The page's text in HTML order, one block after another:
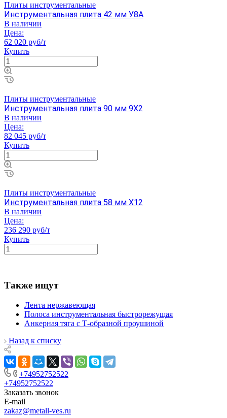
Плиты инструментальные
Инструментальная плита 42 мм У8А
В наличии
Цена:
62 020 руб/т
Купить
Плиты инструментальные
Инструментальная плита 90 мм 9Х2
В наличии
Цена:
82 045 руб/т
Купить
Плиты инструментальные
Инструментальная плита 58 мм Х12
В наличии
Цена:
236 290 руб/т
Купить
Также ищут
Лента нержавеющая
Полоса инструментальная быстрорежущая
Анкерная тяга с Т-образной проушиной
Назад к списку
+74952752522
+74952752522
Заказать звонок
E-mail
zakaz@metall-ves.ru